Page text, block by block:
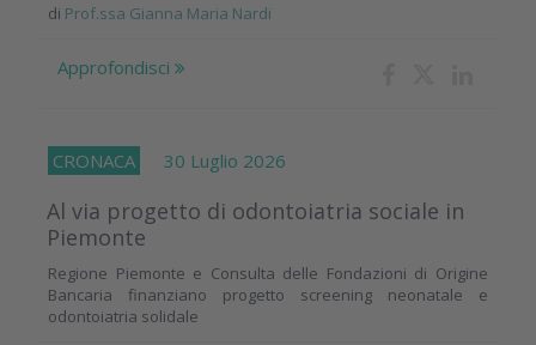
di Prof.ssa Gianna Maria Nardi
Approfondisci
CRONACA 30 Luglio 2026
Al via progetto di odontoiatria sociale in
Piemonte
Regione Piemonte e Consulta delle Fondazioni di Origine
Bancaria finanziano progetto screening neonatale e
odontoiatria solidale